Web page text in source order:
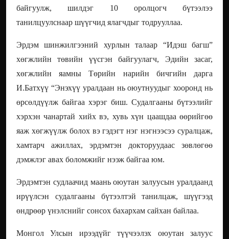
байгуулж, шилдэг 10 оролцогч бүтээлээ
танилцуулснаар шүүгчид ялагчдыг тодрууллаа.
Эрдэм шинжилгээний хурлын талаар “Идэш багш”
хөгжлийн төвийн үүсгэн байгуулагч, Эдийн засаг,
хөгжлийн яамны Төрийн нарийн бичгийн дарга
И.Батхүү “Энэхүү уралдаан нь оюутнуудыг хооронд нь
өрсөлдүүлж байгаа хэрэг биш. Судалгааны бүтээлийг
хэрхэн чанартай хийх вэ, хувь хүн цаашдаа өөрийгөө
яаж хөгжүүлж болох вэ гэдэгт нэг нэгнээсээ суралцаж,
хамтарч ажиллах, эрдэмтэн докторуудаас зөвлөгөө
дэмжлэг авах боломжийг нээж байгаа юм.
Эрдэмтэн судлаачид маань оюутан залуусын уралдаанд
ирүүлсэн судалгааны бүтээлтэй танилцаж, шүүгээд
өндрөөр үнэлснийг сонсох бахархам сайхан байлаа.
Монгол Улсын ирээдүйг түүчээлэх оюутан залуус